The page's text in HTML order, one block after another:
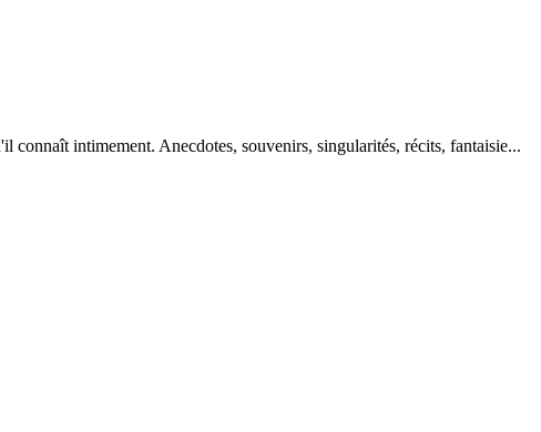
intimement. Anecdotes, souvenirs, singularités, récits, fantaisie...